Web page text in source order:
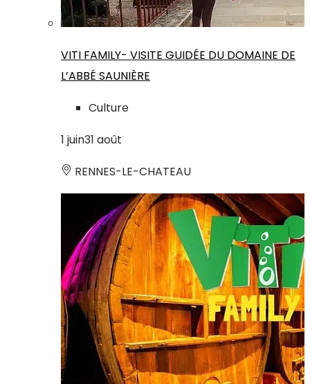
VITI FAMILY- VISITE GUIDÉE DU DOMAINE DE
L’ABBÉ SAUNIÈRE
Culture
1 juin31 août
RENNES-LE-CHATEAU